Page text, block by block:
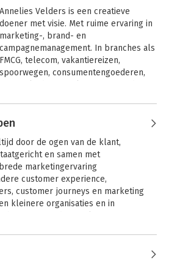
Annelies Velders is een creatieve
doener met visie. Met ruime ervaring in
marketing-, brand- en
campagnemanagement. In branches als
FMCG, telecom, vakantiereizen,
spoorwegen, consumentengoederen,
en Startupbootcamp. Ook
aan het winnende PIM
Literatuur Prijs boek ‘Event
Driven Marketing’ van Egbert Jan van
Pro bono helpt Annelies graag
ups met een maatschappelijke
door de ogen van de klant,
en samen met
marketingervaring
customer experience,
customer journeys en marketing
kleinere organisaties en in